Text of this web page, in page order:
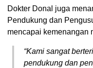
Dokter Donal juga
Pendukung dan
mencapai kemenangan
“Kami sangat
pendukung dan